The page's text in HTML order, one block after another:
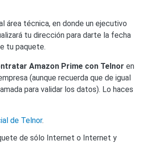
área técnica, en donde un ejecutivo
tu dirección para darte la fecha
tu paquete.
Amazon Prime con Telnor en
(aunque recuerda que de igual
para validar los datos). Lo haces
de Telnor.
de sólo Internet o Internet y